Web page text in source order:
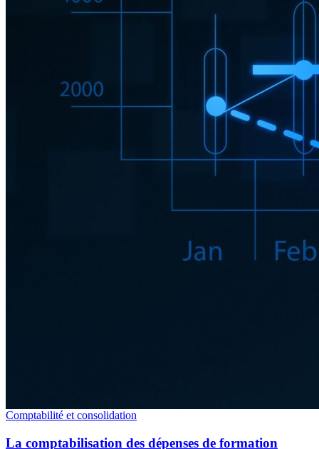
Comptabilité et consolidation
La comptabilisation des dépenses de formation